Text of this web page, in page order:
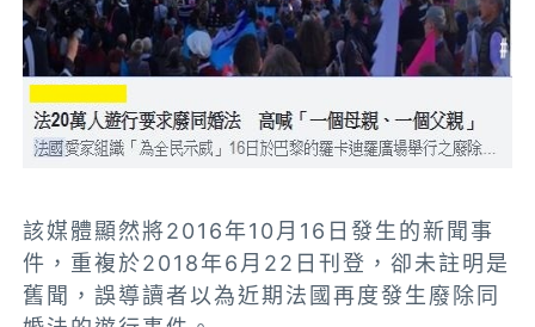
該媒體顯然將2016年10月16日發生的新聞事
件，重複於2018年6月22日刊登，卻未註明是
舊聞，誤導讀者以為近期法國再度發生廢除同